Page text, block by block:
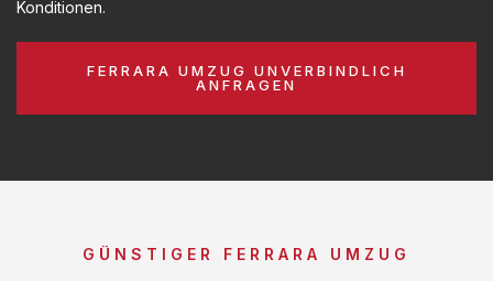
Konditionen.
FERRARA UMZUG UNVERBINDLICH
ANFRAGEN
GÜNSTIGER FERRARA UMZUG